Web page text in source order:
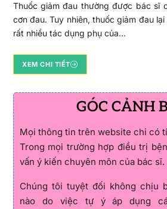
Thuốc giảm đau thường được bác sĩ
cơn đau. Tuy nhiên, thuốc giảm đau
rất nhiều tác dụng phụ của…
XEM CHI TIẾT
GÓC CẢNH
Mọi thông tin trên website chỉ có
Trong mọi trường hợp điều trị
vấn ý kiến chuyên môn của bác sĩ.
Chúng tôi tuyệt đối không chịu
nào do việc tự ý áp dụng